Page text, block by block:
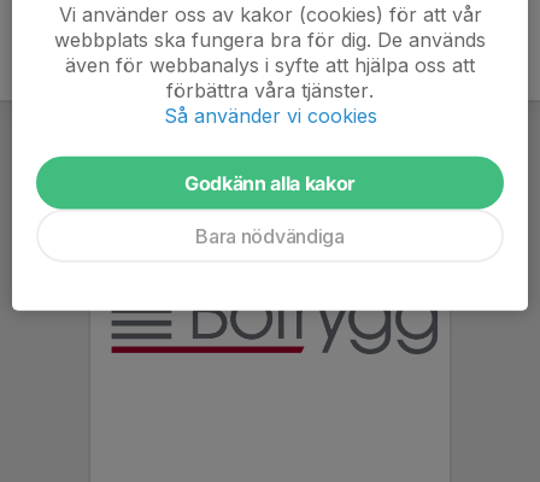
Vi använder oss av kakor (cookies) för att vår
webbplats ska fungera bra för dig. De används
även för webbanalys i syfte att hjälpa oss att
förbättra våra tjänster.
Så använder vi cookies
Godkänn alla kakor
Bara nödvändiga